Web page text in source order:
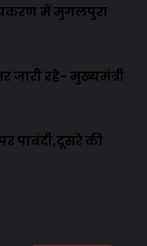
में मुगलपुरा
जारी रहे- मुख्यमंत्री
पाबंदी,दूसरे की